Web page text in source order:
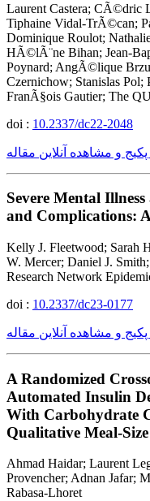
Laurent Castera; CÃ©dric
Tiphaine Vidal-TrÃ©can;
Dominique Roulot;
HÃ©lÃ¨ne Bihan; Jean-
Poynard; AngÃ©lique
Czernichow; Stanislas Pol;
FranÃ§ois Gautier; The
doi : 10.2337/dc22-2048
و مشاهده آنلاین مقاله
Severe Mental
and Complications:
Kelly J. Fleetwood; Sarah
W. Mercer; Daniel J.
Research Network
doi : 10.2337/dc23-0177
و مشاهده آنلاین مقاله
A Randomized
Automated Insulin
With Carbohydrate
Qualitative Meal-
Ahmad Haidar; Laurent
Provencher; Adnan Jafar;
Rabasa-Lhoret